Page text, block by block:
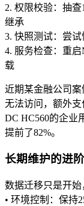
2. 权限校验：抽
继承
3. 快照测试：尝
4. 服务检查：重启
载
近期某金融公司
无法访问，额外支
DC HC560的企业
提前了82%。
长期维护的进
数据迁移只是开始
• 环境控制：保持